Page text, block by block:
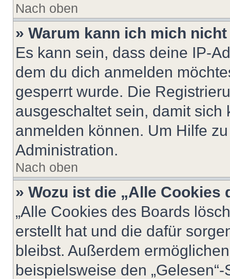
Nach oben
» Warum kann ich mich
Es kann sein, dass deine IP-
dem du dich anmelden
gesperrt wurde. Die
ausgeschaltet sein, damit
anmelden können. Um Hilfe
Administration.
Nach oben
» Wozu ist die „Alle
„Alle Cookies des Boards
erstellt hat und die dafür
bleibst. Außerdem
beispielsweise den